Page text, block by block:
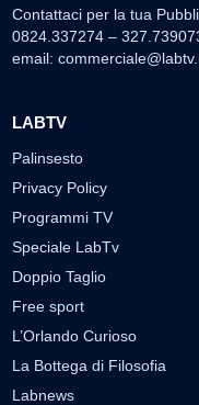
Contattaci per la tua
0824.337274 –
email:
LABTV
Palinsesto
Privacy Policy
Programmi TV
Speciale LabTv
Doppio Taglio
Free sport
L’Orlando Curioso
La Bottega di Filosofia
Labnews